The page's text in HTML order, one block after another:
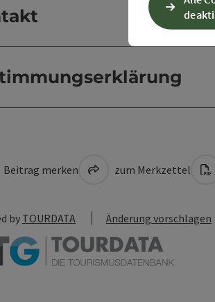
Beitrag merken zum Merkzettel
by TOURDATA Änderung vorschlagen